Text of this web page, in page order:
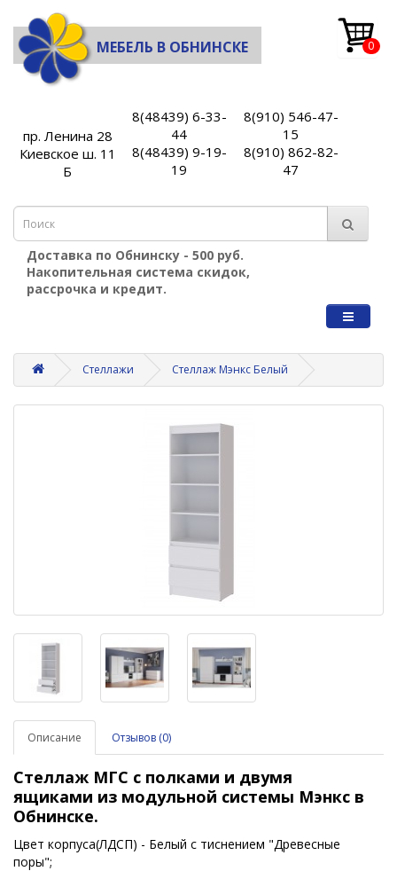
МЕБЕЛЬ В ОБНИНСКЕ 0
пр. Ленина 28
Киевское ш. 11
Б
8(48439) 6-33-
44
8(48439) 9-19-
19
8(910) 546-47-
15
8(910) 862-82-
47
Доставка по Обнинску - 500 руб.
Накопительная система скидок,
рассрочка и кредит.
Стеллажи Стеллаж Мэнкс Белый
Описание Отзывов (0)
Стеллаж МГС с полками и двумя
ящиками из модульной системы Мэнкс в
Обнинске.
Цвет корпуса(ЛДСП) - Белый с тиснением "Древесные
поры";